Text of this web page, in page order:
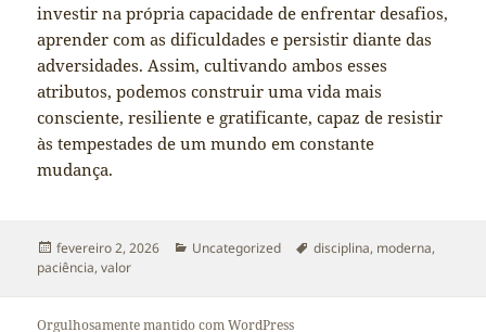
investir na própria capacidade de enfrentar desafios,
aprender com as dificuldades e persistir diante das
adversidades. Assim, cultivando ambos esses
atributos, podemos construir uma vida mais
consciente, resiliente e gratificante, capaz de resistir
às tempestades de um mundo em constante
mudança.
Publicado
em
fevereiro 2, 2026 Categorias
Uncategorized Tags
disciplina, moderna,
paciência,valor
Orgulhosamente mantido com WordPress